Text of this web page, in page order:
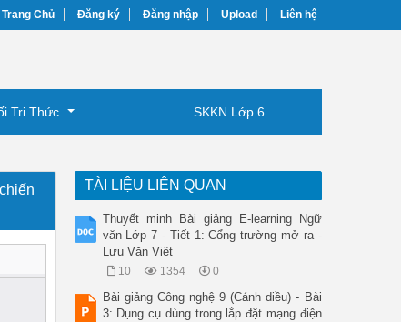
Trang Chủ Đăng ký Đăng nhập Upload Liên hệ
Tri Thức SKKN Lớp 6
TÀI LIỆU LIÊN QUAN
Thuyết minh Bài giảng E-learning Ngữ
văn Lớp 7 - Tiết 1: Cổng trường mở ra -
Lưu Văn Việt
10 1354 0
Bài giảng Công nghệ 9 (Cánh diều) - Bài
3: Dụng cụ dùng trong lắp đặt mạng điện